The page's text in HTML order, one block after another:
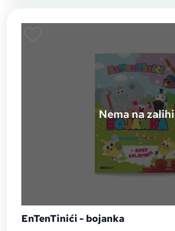
Nema na zalihi
EnTenTinići - bojanka